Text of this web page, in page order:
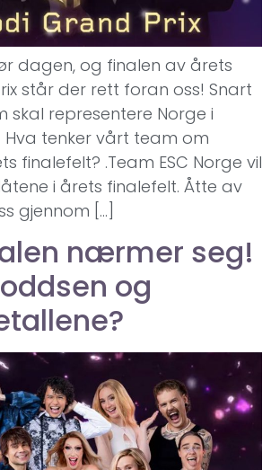
dagen, og finalen av årets
står der rett foran oss! Snart
skal representere Norge i
Hva tenker vårt team om
finalefelt? .Team ESC Norge vil
i årets finalefelt. Åtte av
gjennom […]
nærmer seg!
og